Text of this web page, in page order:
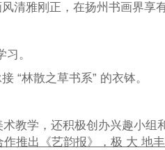
清雅刚正，在扬州书画界享
习。
“林散之草书系” 的衣钵。
教学，还积极创办兴趣小组
推出《艺韵报》，极 大 地丰